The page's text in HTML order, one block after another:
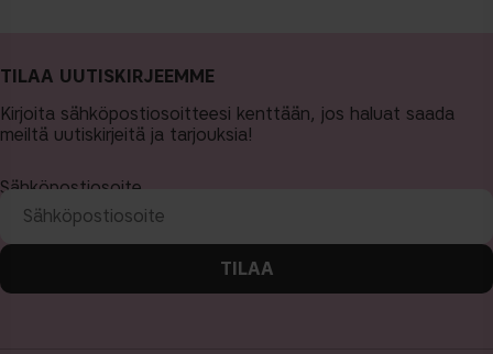
TILAA UUTISKIRJEEMME
Kirjoita sähköpostiosoitteesi kenttään, jos haluat saada
meiltä uutiskirjeitä ja tarjouksia!
Sähköpostiosoite
TILAA